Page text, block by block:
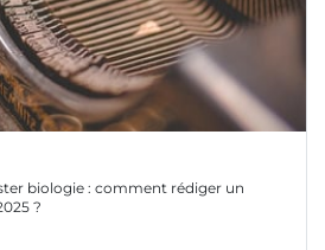
biologie : comment rédiger un
?